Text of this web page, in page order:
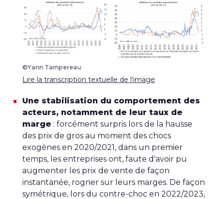
©Yann Tampereau
Lire la transcription textuelle de l'image
Une stabilisation du comportement des
acteurs, notamment de leur taux de
marge : forcément surpris lors de la hausse
des prix de gros au moment des chocs
exogènes en 2020/2021, dans un premier
temps, les entreprises ont, faute d’avoir pu
augmenter les prix de vente de façon
instantanée, rogner sur leurs marges. De façon
symétrique, lors du contre-choc en 2022/2023,